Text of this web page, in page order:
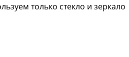
только стекло и зеркало